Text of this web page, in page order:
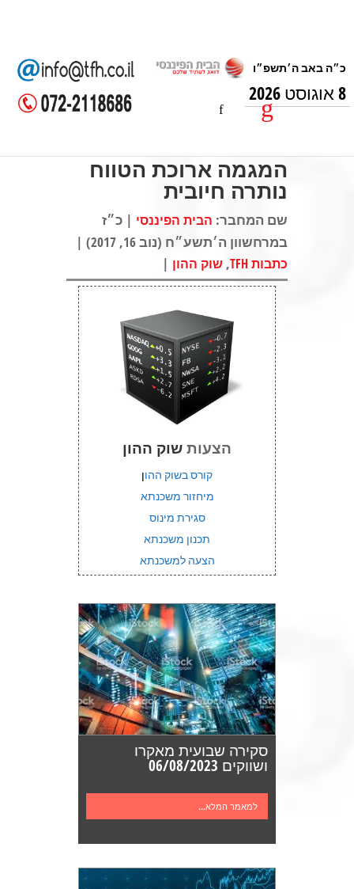
8 אוגוסט 2026
המגמה ארוכת הטווח
נותרה חיובית
שם המחבר: הבית הפיננסי | כ״ז
במרחשוון ה׳תשע״ח (נוב 16, 2017) |
כתבות TFH , שוק ההון |
הצעותשוק ההון
קורס בשוק ההון
מיחזור משכנתא
סגירת מינוס
תכנון משכנתא
הצעה למשכנתא
סקירה שבועית מאקרו
ושווקים 06/08/2023
למאמר המלא...